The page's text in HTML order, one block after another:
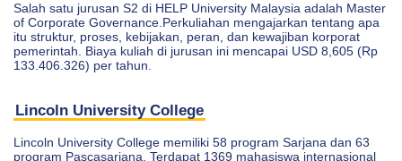
Salah satu jurusan S2 di HELP University Malaysia adalah Master
of Corporate Governance.Perkuliahan mengajarkan tentang apa
itu struktur, proses, kebijakan, peran, dan kewajiban korporat
pemerintah. Biaya kuliah di jurusan ini mencapai USD 8,605 (Rp
133.406.326) per tahun.
Lincoln University College
Lincoln University College memiliki 58 program Sarjana dan 63
program Pascasarjana. Terdapat 1369 mahasiswa internasional